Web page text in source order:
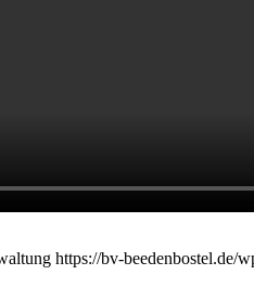
https://bv-beedenbostel.de/